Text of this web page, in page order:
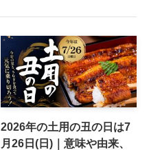
2026年の土用の丑の日は7
月26日(日)｜意味や由来、